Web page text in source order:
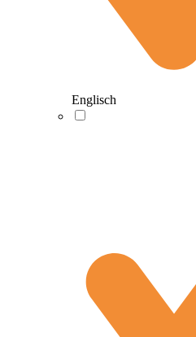
Englisch